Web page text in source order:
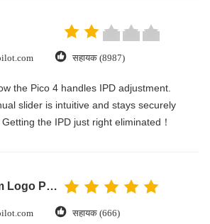
सहायक (8987)
the Pico 4 handles IPD adjustment.
slider is intuitive and stays securely
the IPD just right eliminated！
Custom Logo Paper Cardboard Packing Folding White / Black / Rose Gold Luxury Magnetic Gift Box with Ribbon Closure
सहायक (666)